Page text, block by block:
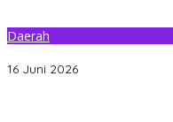
Daerah
16 Juni 2026